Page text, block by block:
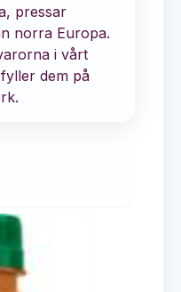
pressar
norra Europa.
i vårt
dem på